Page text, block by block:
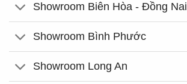
Showroom Biên Hòa - Đồng Nai
Showroom Bình Phước
Showroom Long An